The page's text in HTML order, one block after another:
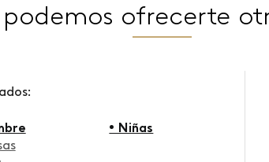
podemos ofrecerte
• Niñas